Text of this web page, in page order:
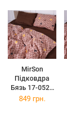
MirSon
Підковдра
Бязь 17-0525
Fabulous forest
849 грн.